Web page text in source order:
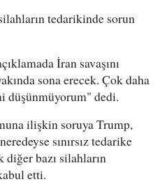
tedarikinde sorun
İran savaşını
sona erecek. Çok daha
düşünmüyorum" dedi.
ilişkin soruya Trump,
sınırsız tedarike
bazı silahların
etti.